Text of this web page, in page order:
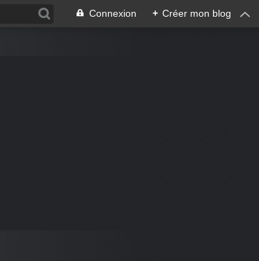
Connexion + Créer mon blog